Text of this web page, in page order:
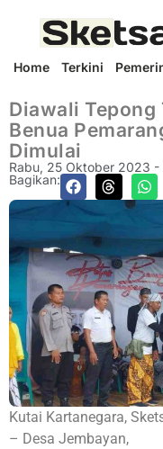
Home Terkini
Diawali Tepong
Benua
Dimulai
Rabu, 25 Oktober 2023 -
Bagikan:
Kutai Kartanegara,
– Desa Jembayan,